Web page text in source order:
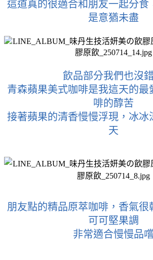
這道真的很適合和朋友一起分食
是意猶未盡
飲品部分我們也沒
青森蘋果美式咖啡是我這天的最
啡的醇苦
接著蘋果的清香慢慢浮現，冰冰
天
朋友點的精品原萃咖啡，香氣很
可可堅果調
非常適合慢慢品嚐